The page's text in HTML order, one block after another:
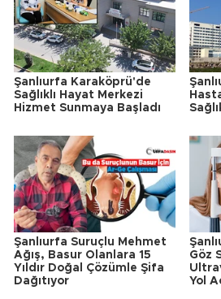
Şanlıurfa Karaköprü'de
Sağlıklı Hayat Merkezi
Hizmet Sunmaya Başladı
Şanlıurfa Suruçlu Mehmet
Ağış, Basur Olanlara 15
Yıldır Doğal Çözümle Şifa
Dağıtıyor
Göz
Yol